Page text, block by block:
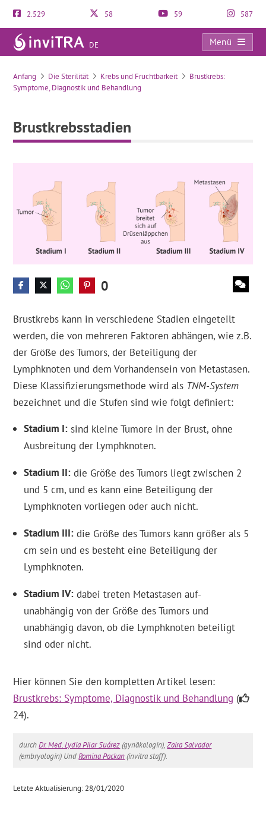
2.529 58 59 587
DE
Menü
Brustkrebsstadien
Anfang Die Sterilität Krebs und Fruchtbarkeit
Brustkrebs:
Symptome, Diagnostik und Behandlung
Brustkrebsstadien
0
Brustkrebs kann in verschiedene Stadien eingeteilt
werden, die von mehreren Faktoren abhängen, wie z.B.
der Größe des Tumors, der Beteiligung der
Lymphknoten und dem Vorhandensein von Metastasen.
Diese Klassifizierungsmethode wird als TNM-System
bezeichnet und die Stufen sind wie folgt definiert:
Stadium I sind kleine Tumore in der Brust, ohne
Ausbreitung der Lymphknoten.
Stadium II die Größe des Tumors liegt zwischen 2
und 5 cm, und es kann eine Beteiligung der
Lymphknoten vorliegen oder auch nicht.
Stadium III die Größe des Tumors kann größer als 5
cm sein und es besteht eine Beteiligung der
Lymphknoten.
Stadium IV dabei treten Metastasen auf-
unabhängig von der Größe des Tumors und
unabhängig davon, ob die Lymphknoten beteiligt
sind oder nicht.
Hier können Sie den kompletten Artikel lesen:
Brustkrebs: Symptome, Diagnostik und Behandlung (
24).
durchDr. Med. Lydia Pilar Suárez(gynäkologin),Zaira Salvador
(embryologin) UndRomina Packan(invitra staff).
Letzte Aktualisierung: 28/01/2020